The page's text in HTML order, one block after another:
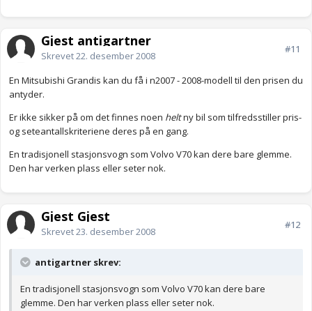
Gjest antigartner
Skrevet22. desember 2008
#11
En Mitsubishi Grandis kan du få i n2007 - 2008-modell til den prisen du
antyder.
Er ikke sikker på om det finnes noen heltny bil som tilfredsstiller pris-
og seteantallskriteriene deres på en gang.
En tradisjonell stasjonsvogn som Volvo V70 kan dere bare glemme.
Den har verken plass eller seter nok.
Gjest Gjest
Skrevet23. desember 2008
#12
antigartner skrev:
En tradisjonell stasjonsvogn som Volvo V70 kan dere bare
glemme. Den har verken plass eller seter nok.